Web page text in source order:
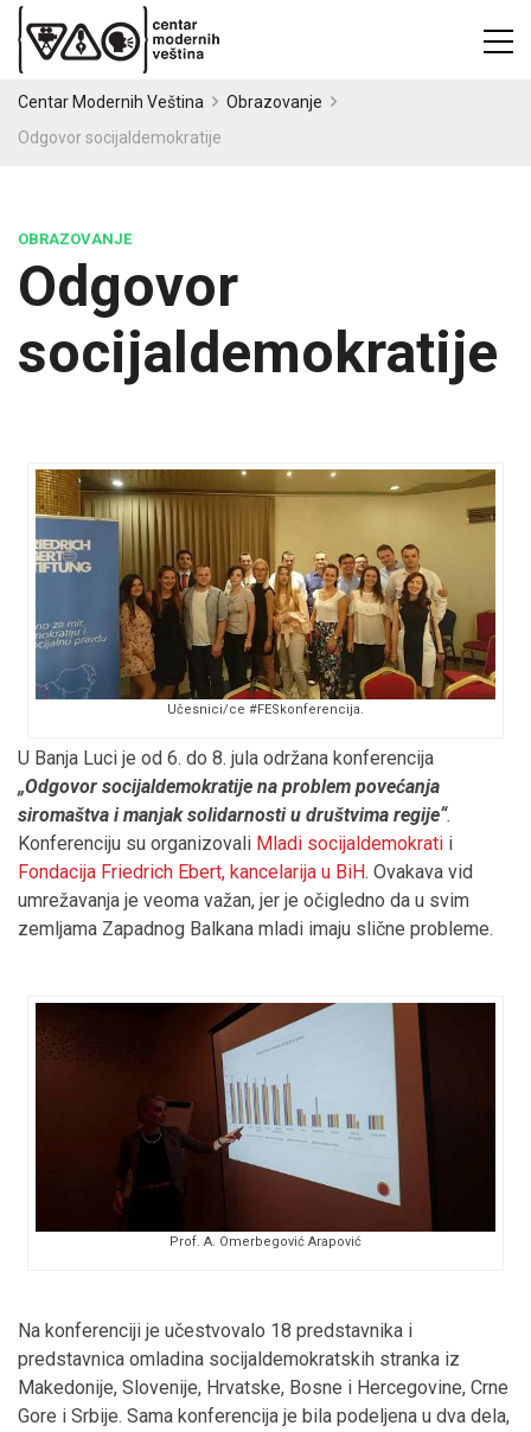
Centar Modernih Veština
Obrazovanje
Odgovor socijaldemokratije
OBRAZOVANJE
Odgovor
socijaldemokratije
Učesnici/ce #FESkonferencija.
U Banja Luci je od 6. do 8. jula održana konferencija
„Odgovor socijaldemokratije na problem povećanja
siromaštva i manjak solidarnosti u društvima regije“.
Konferenciju su organizovali Mladi socijaldemokrati i
Fondacija Friedrich Ebert, kancelarija u BiH. Ovakava vid
umrežavanja je veoma važan, jer je očigledno da u svim
zemljama Zapadnog Balkana mladi imaju slične probleme.
Prof. A. Omerbegović Arapović
Na konferenciji je učestvovalo 18 predstavnika i
predstavnica omladina socijaldemokratskih stranka iz
Makedonije, Slovenije, Hrvatske, Bosne i Hercegovine, Crne
Gore i Srbije. Sama konferencija je bila podeljena u dva dela,